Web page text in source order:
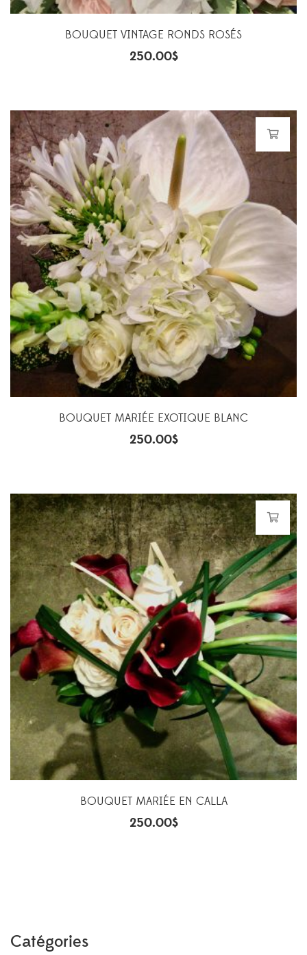
BOUQUET VINTAGE RONDS ROSÉS
250.00$
BOUQUET MARIÉE EXOTIQUE BLANC
250.00$
BOUQUET MARIÉE EN CALLA
250.00$
Catégories